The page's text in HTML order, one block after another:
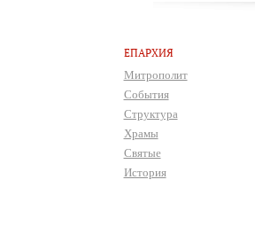
ЕПАРХИЯ
Митрополит
События
Структура
Храмы
Святые
История